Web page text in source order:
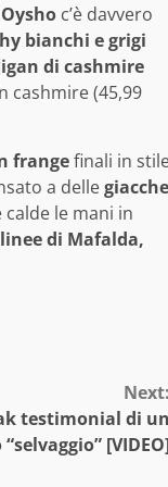
Oysho c’è davvero
bianchi e grigi
di cashmire
cashmire (45,99
frangefinali in
a dellegiacche
le mani in
linee di Mafalda,
Next:
testimonial di un